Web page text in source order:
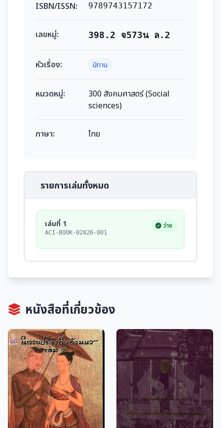
ISBN/ISSN: 9789743157172
เลขหมู่: 398.2 จ573น ล.2
หัวเรื่อง: นิทาน
หมวดหมู่:
300 สังคมศาสตร์ (Social
sciences)
ภาษา: ไทย
รายการเล่มทั้งหมด
เล่มที่ 1
ACI-BOOK-02826-001
ว่าง
หนังสือที่เกี่ยวข้อง